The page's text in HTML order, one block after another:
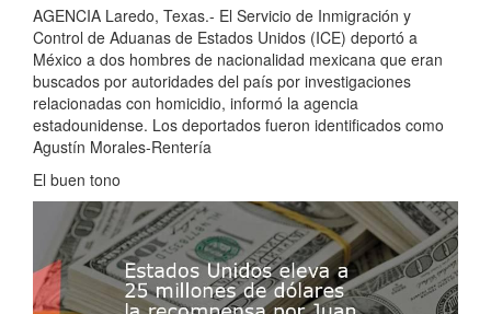
AGENCIA Laredo, Texas.- El Servicio de Inmigración y
Control de Aduanas de Estados Unidos (ICE) deportó a
México a dos hombres de nacionalidad mexicana que eran
buscados por autoridades del país por investigaciones
relacionadas con homicidio, informó la agencia
estadounidense. Los deportados fueron identificados como
Agustín Morales-Rentería
El buen tono